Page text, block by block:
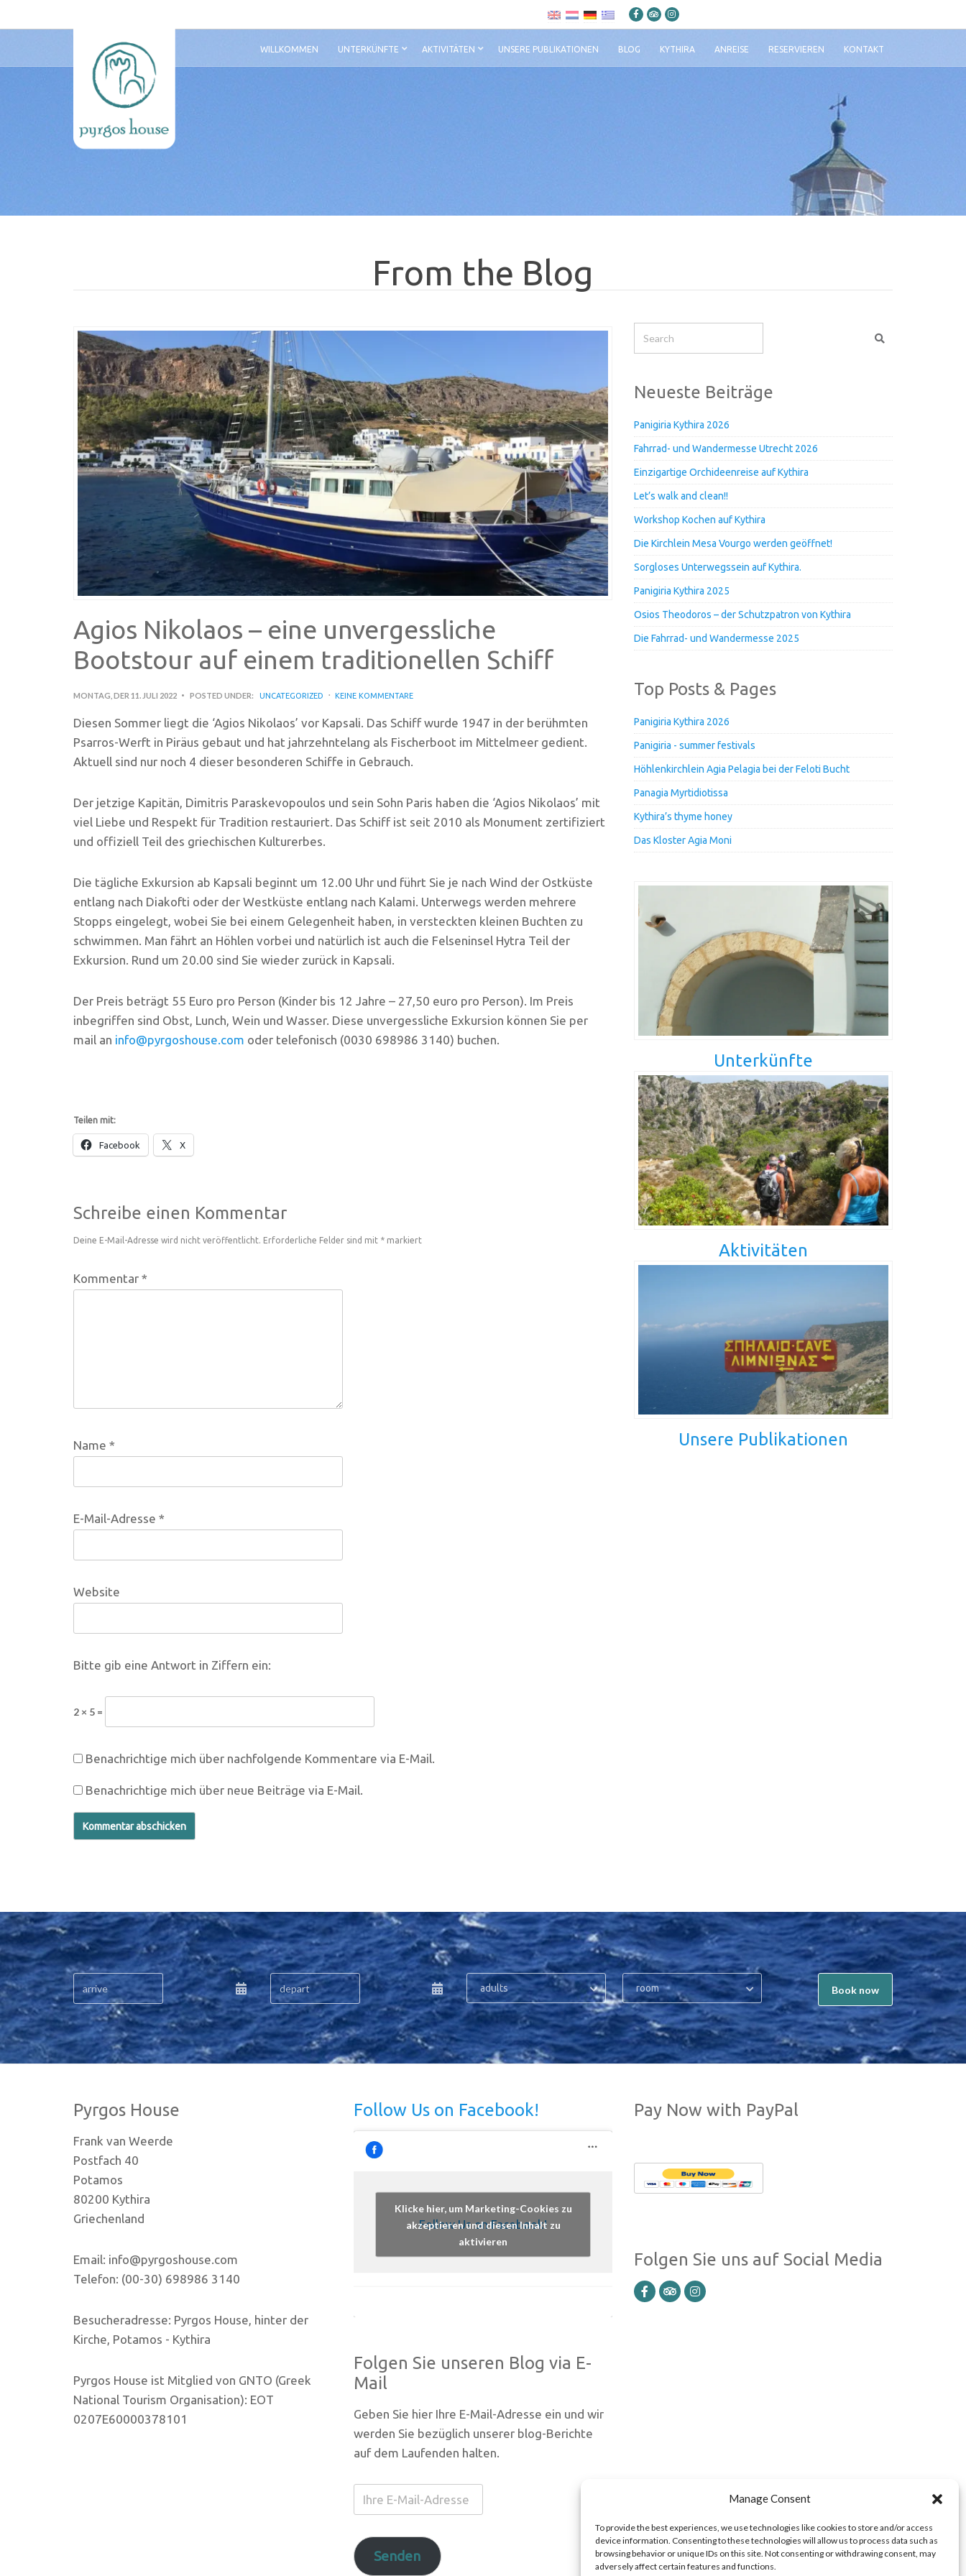
Manage Consent
To provide the best experiences, we use technologies like cookies to store and/or access
device information. Consenting to these technologies will allow us to process data such as
browsing behavior or unique IDs on this site. Not consenting or withdrawing consent, may
adversely affect certain features and functions.
WILLKOMMEN UNTERKÜNFTE AKTIVITÄTEN UNSERE PUBLIKATIONEN BLOG KYTHIRA ANREISE RESERVIEREN KONTAKT
From the Blog
Agios Nikolaos – eine unvergessliche
Bootstour auf einem traditionellen Schiff
MONTAG, DER 11. JULI 2022 POSTED UNDER: UNCATEGORIZED KEINE KOMMENTARE
Diesen Sommer liegt die ‘Agios Nikolaos’ vor Kapsali. Das Schiff wurde 1947 in der berühmten
Psarros-Werft in Piräus gebaut und hat jahrzehntelang als Fischerboot im Mittelmeer gedient.
Aktuell sind nur noch 4 dieser besonderen Schiffe in Gebrauch.
Der jetzige Kapitän, Dimitris Paraskevopoulos und sein Sohn Paris haben die ‘Agios Nikolaos’ mit
viel Liebe und Respekt für Tradition restauriert. Das Schiff ist seit 2010 als Monument zertifiziert
und offiziell Teil des griechischen Kulturerbes.
Die tägliche Exkursion ab Kapsali beginnt um 12.00 Uhr und führt Sie je nach Wind der Ostküste
entlang nach Diakofti oder der Westküste entlang nach Kalami. Unterwegs werden mehrere
Stopps eingelegt, wobei Sie bei einem Gelegenheit haben, in versteckten kleinen Buchten zu
schwimmen. Man fährt an Höhlen vorbei und natürlich ist auch die Felseninsel Hytra Teil der
Exkursion. Rund um 20.00 sind Sie wieder zurück in Kapsali.
Der Preis beträgt 55 Euro pro Person (Kinder bis 12 Jahre – 27,50 euro pro Person). Im Preis
inbegriffen sind Obst, Lunch, Wein und Wasser. Diese unvergessliche Exkursion können Sie per
mail an info@pyrgoshouse.com oder telefonisch (0030 698986 3140) buchen.
Teilen mit:
Facebook X
Schreibe einen Kommentar
Deine E-Mail-Adresse wird nicht veröffentlicht. Erforderliche Felder sind mit * markiert
Kommentar *
Name *
E-Mail-Adresse *
Website
Bitte gib eine Antwort in Ziffern ein:
2 × 5 =
Benachrichtige mich über nachfolgende Kommentare via E-Mail.
Benachrichtige mich über neue Beiträge via E-Mail.
Neueste Beiträge
Panigiria Kythira 2026
Fahrrad- und Wandermesse Utrecht 2026
Einzigartige Orchideenreise auf Kythira
Let’s walk and clean!!
Workshop Kochen auf Kythira
Die Kirchlein Mesa Vourgo werden geöffnet!
Sorgloses Unterwegssein auf Kythira.
Panigiria Kythira 2025
Osios Theodoros – der Schutzpatron von Kythira
Die Fahrrad- und Wandermesse 2025
Top Posts & Pages
Panigiria Kythira 2026
Panigiria - summer festivals
Höhlenkirchlein Agia Pelagia bei der Feloti Bucht
Panagia Myrtidiotissa
Kythira’s thyme honey
Das Kloster Agia Moni
Unterkünfte
Aktivitäten
Unsere Publikationen
adults room Book now
Pyrgos House
Frank van Weerde
Postfach 40
Potamos
80200 Kythira
Griechenland
Email: info@pyrgoshouse.com
Telefon: (00-30) 698986 3140
Besucheradresse: Pyrgos House, hinter der
Kirche, Potamos - Kythira
Pyrgos House ist Mitglied von GNTO (Greek
National Tourism Organisation): EOT
0207E60000378101
Follow Us on Facebook!
Follow Us on Facebook!
Klicke hier, um Marketing-Cookies zu
akzeptieren und diesen Inhalt zu
aktivieren
Folgen Sie unseren Blog via E-
Mail
Geben Sie hier Ihre E-Mail-Adresse ein und wir
werden Sie bezüglich unserer blog-Berichte
auf dem Laufenden halten.
Ihre
E-
AdresseSenden
Pay Now with PayPal
Folgen Sie uns auf Social Media